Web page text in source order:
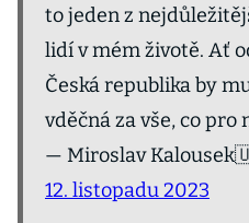
to jeden z
lidí v mém životě. Ať
Česká republika by
vděčná za vše, co pro
— Miroslav
12. listopadu 2023